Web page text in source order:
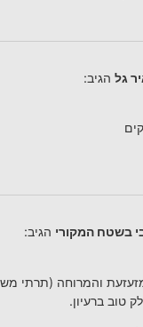
גל הגיב:
בשטח המקורי הגיב:
והמרוחה (תרתי
טוב ברעיון.